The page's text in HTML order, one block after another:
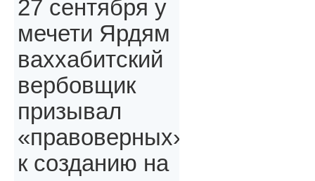
27 сентября у
мечети Ярдям
ваххабитский
вербовщик
призывал
«правоверных»,
к созданию на